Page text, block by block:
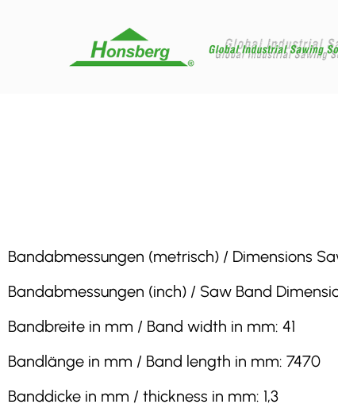
Bandabmessungen (metrisch) / Dimensions
Bandabmessungen (inch) / Saw Band
Bandbreite in mm / Band width in mm: 41
Bandlänge in mm / Band length in mm: 7470
Banddicke in mm / thickness in mm: 1,3